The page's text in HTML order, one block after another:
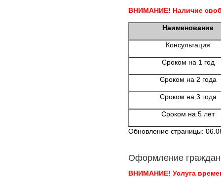
ВНИМАНИЕ! Наличие
Наименование
Консультация
Сроком на 1 год
Сроком на 2 года
Сроком на 3 года
Сроком на 5 лет
Обновление страницы:
Оформление
ВНИМАНИЕ! Услуга